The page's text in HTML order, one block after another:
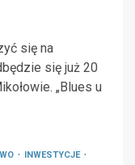
się na
się już 20
„Blues u
INWESTYCJE